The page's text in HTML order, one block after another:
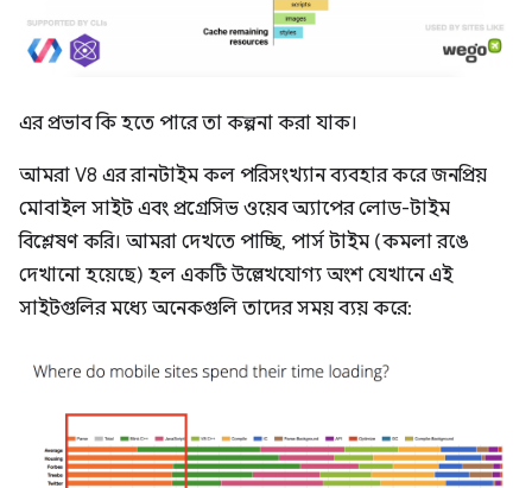
এর প্রভাব কি হতে পারে তা কল্পনা করা যাক।
আমরা V8 এর রানটাইম কল পরিসংখ্যান ব্যবহার করে জনপ্রিয়
মোবাইল সাইট এবং প্রগ্রেসিভ ওয়েব অ্যাপের লোড-টাইম
বিশ্লেষণ করি। আমরা দেখতে পাচ্ছি, পার্স টাইম (কমলা রঙে
দেখানো হয়েছে) হল একটি উল্লেখযোগ্য অংশ যেখানে এই
সাইটগুলির মধ্যে অনেকগুলি তাদের সময় ব্যয় করে: